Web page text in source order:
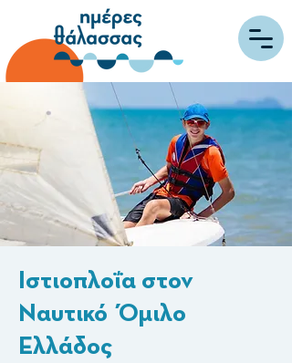
Ιστιοπλοΐα στον
Ναυτικό Όμιλο
Ελλάδος